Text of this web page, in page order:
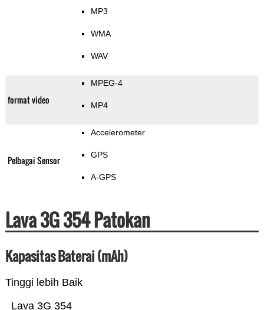
MP3
WMA
WAV
format video
MPEG-4
MP4
Pelbagai Sensor
Accelerometer
GPS
A-GPS
Lava 3G 354 Patokan
Kapasitas Baterai (mAh)
Tinggi lebih Baik
Lava 3G 354